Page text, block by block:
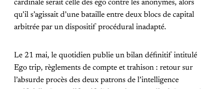
cardinale serait celle des ego contre les anonymes, alors
qu’il s’agissait d’une bataille entre deux blocs de capital
arbitrée par un dispositif procédural inadapté.
Le 21 mai, le quotidien publie un bilan définitif intitulé
Ego trip, règlements de compte et trahison : retour sur
l’absurde procès des deux patrons de l’intelligence